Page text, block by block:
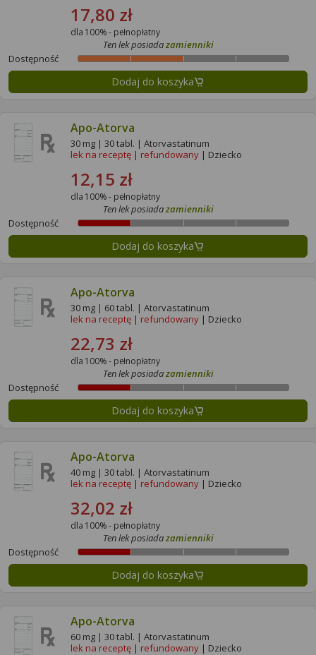
17,80 zł
dla 100% - pełnopłatny
Dostępność
Ten lek posiadazamienniki
Dodaj do koszyka
Apo-Atorva
30 mg | 30 tabl. | Atorvastatinum
lek na receptę | refundowany | Dziecko
12,15 zł
dla 100% - pełnopłatny
Dostępność
Ten lek posiadazamienniki
Dodaj do koszyka
Apo-Atorva
30 mg | 60 tabl. | Atorvastatinum
lek na receptę | refundowany | Dziecko
22,73 zł
dla 100% - pełnopłatny
Dostępność
Ten lek posiadazamienniki
Dodaj do koszyka
Apo-Atorva
40 mg | 30 tabl. | Atorvastatinum
lek na receptę | refundowany | Dziecko
32,02 zł
dla 100% - pełnopłatny
Dostępność
Ten lek posiadazamienniki
Dodaj do koszyka
Apo-Atorva
60 mg | 30 tabl. | Atorvastatinum
lek na receptę | refundowany | Dziecko